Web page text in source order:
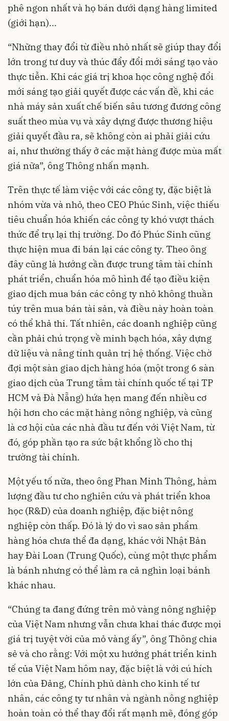
phê ngon nhất và họ bán dưới dạng hàng limited
(giới hạn)...
“Những thay đổi từ điều nhỏ nhất sẽ giúp thay đổi
lớn trong tư duy và thúc đẩy đổi mới sáng tạo vào
thực tiễn. Khi các giá trị khoa học công nghệ đổi
mới sáng tạo giải quyết được các vấn đề, khi các
nhà máy sản xuất chế biến sâu tương đương công
suất theo mùa vụ và xây dựng được thương hiệu
giải quyết đầu ra, sẽ không còn ai phải giải cứu
ai, như thường thấy ở các mặt hàng được mùa mất
giá nữa”, ông Thông nhấn mạnh.
Trên thực tế làm việc với các công ty, đặc biệt là
nhóm vừa và nhỏ, theo CEO Phúc Sinh, việc thiếu
tiêu chuẩn hóa khiến các công ty khó vượt thách
thức để trụ lại thị trường. Do đó Phúc Sinh cũng
thực hiện mua đi bán lại các công ty. Theo ông
đây cũng là hướng cần được trung tâm tài chính
phát triển, chuẩn hóa mô hình để tạo điều kiện
giao dịch mua bán các công ty nhỏ không thuần
túy trên mua bán tài sản, và điều này hoàn toàn
có thể khả thi. Tất nhiên, các doanh nghiệp cũng
cần phải chú trọng về minh bạch hóa, xây dựng
dữ liệu và nâng tính quản trị hệ thống. Việc chờ
đợi một sàn giao dịch hàng hóa (một trong 6 sàn
giao dịch của Trung tâm tài chính quốc tế tại TP
HCM và Đà Nẵng) hứa hẹn mang đến nhiều cơ
hội hơn cho các mặt hàng nông nghiệp, và cũng
là cơ hội của các nhà đầu tư đến với Việt Nam, từ
đó, góp phần tạo ra sức bật khổng lồ cho thị
trường tài chính.
Một yếu tố nữa, theo ông Phan Minh Thông, hàm
lượng đầu tư cho nghiên cứu và phát triển khoa
học (R&D) của doanh nghiệp, đặc biệt nông
nghiệp còn thấp. Đó là lý do vì sao sản phẩm
hàng hóa chưa thể đa dạng, khác với Nhật Bản
hay Đài Loan (Trung Quốc), cùng một thực phẩm
là bánh nhưng có thể làm ra cả nghìn loại bánh
khác nhau.
“Chúng ta đang đứng trên mỏ vàng nông nghiệp
của Việt Nam nhưng vẫn chưa khai thác được mọi
giá trị tuyệt vời của mỏ vàng ấy”, ông Thông chia
sẻ và cho rằng: Với một xu hướng phát triển kinh
tế của Việt Nam hôm nay, đặc biệt là với cú hích
lớn của Đảng, Chính phủ dành cho kinh tế tư
nhân, các công ty tư nhân và ngành nông nghiệp
hoàn toàn có thể thay đổi rất mạnh mẽ, đóng góp